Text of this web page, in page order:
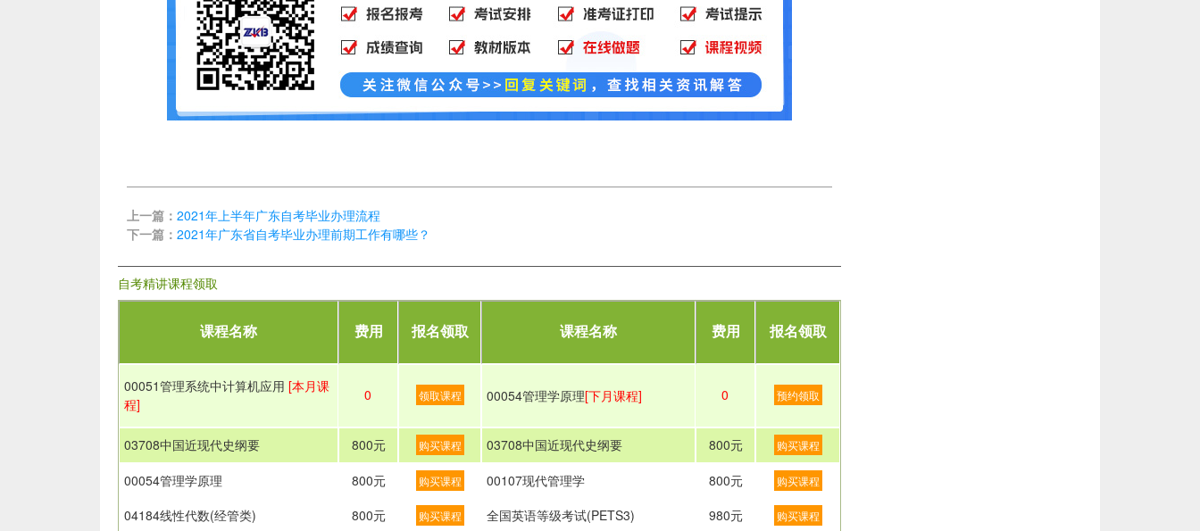
上一篇： 2021年上半年广东自考毕业办理流程
下一篇： 2021年广东省自考毕业办理前期工作有哪些？
自考精讲课程领取
课程名称 费用 报名领取 课程名称 费用 报名领取
00051管理系统中计算机应用 [本月课
程]
0 领取课程 00054管理学原理[下月课程] 0 预约领取
03708中国近现代史纲要 800元 购买课程 03708中国近现代史纲要 800元 购买课程
00054管理学原理 800元 购买课程 00107现代管理学 800元 购买课程
04184线性代数(经管类) 800元 购买课程 全国英语等级考试(PETS3) 980元 购买课程